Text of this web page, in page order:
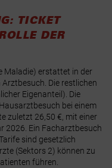
TICKET
DER
Maladie) erstattet in der
Die restlichen
Eigenanteil) . Die
bei einem
zuletzt 26,50 €, mit einer
2026. Ein Facharztbesuch
sind gesetzlich
(Sektors 2) können zu
führen.